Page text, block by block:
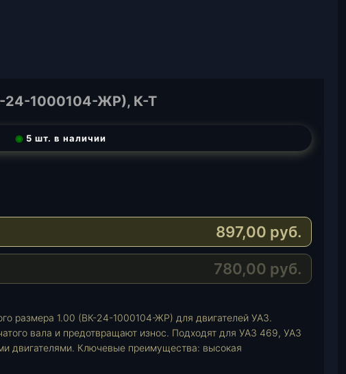
1000104-ЖР), К-Т
◉ 5 шт. в наличии
897,00 руб.
780,00 руб.
размера 1.00 (ВК-24-1000104-ЖР) для двигателей УАЗ.
вала и предотвращают износ. Подходят для УАЗ 469, УАЗ
двигателями. Ключевые преимущества: высокая